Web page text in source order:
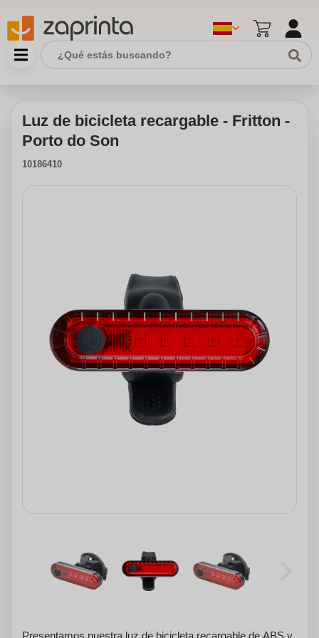
Luz de bicicleta recargable - Fritton -
Porto do Son
10186410
Presentamos nuestra luz de bicicleta recargable de ABS y